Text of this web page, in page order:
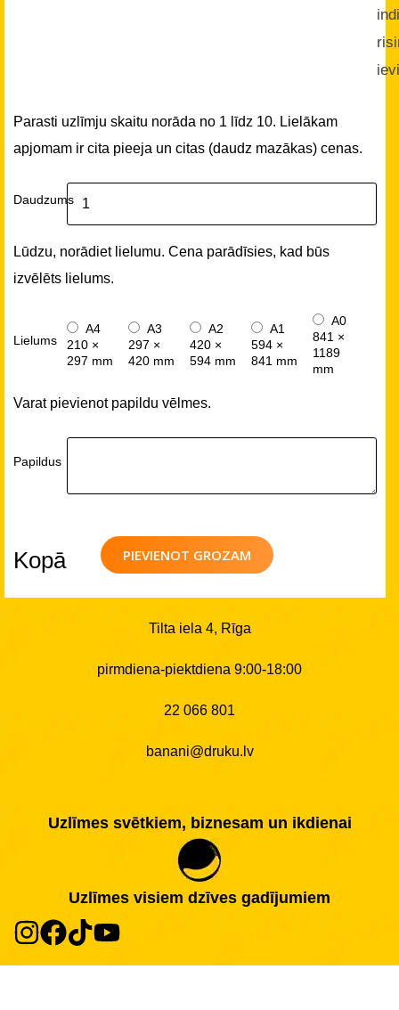
Parasti uzlīmju skaitu norāda no 1 līdz 10. Lielākam
apjomam ir cita pieeja un citas (daudz mazākas) cenas.
Daudzums
Lūdzu, norādiet lielumu. Cena parādīsies, kad būs
izvēlēts lielums.
Lielums
A4
210 ×
297 mm
A3
297 ×
420 mm
A2
420 ×
594 mm
A1
594 ×
841 mm
A0
841 ×
1189
mm
Varat pievienot papildu vēlmes.
Papildus
PIEVIENOT GROZAM
Kopā
Tilta iela 4, Rīga
pirmdiena-piektdiena 9:00-18:00
22 066 801
banani@druku.lv
Uzlīmes svētkiem, biznesam un ikdienai
Uzlīmes visiem dzīves gadījumiem